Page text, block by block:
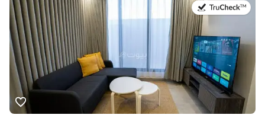
في:19 يوليو 2026